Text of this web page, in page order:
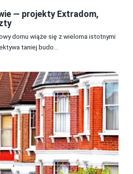
— projekty Extradom,
domu wiąże się z wieloma istotnymi
taniej budo...